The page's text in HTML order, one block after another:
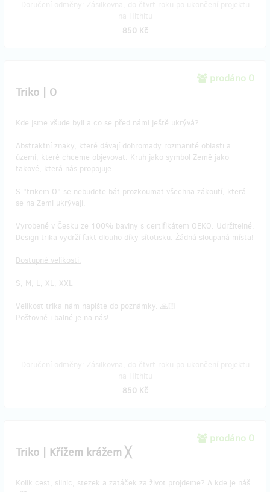
850 Kč
prodáno 0
Triko | O
Kde jsme všude byli a co se před námi ještě ukrývá?
Abstraktní znaky, které dávají dohromady rozmanité oblasti a
území, které chceme objevovat. Kruh jako symbol Země jako
takové, která nás propojuje.
S "trikem O" se nebudete bát prozkoumat všechna zákoutí, která
se na Zemi ukrývají.
Vyrobené v Česku ze 100% bavlny s certifikátem OEKO. Udržitelné.
Design trika vydrží fakt dlouho díky sítotisku. Žádná sloupaná místa!
Dostupné velikosti:
S, M, L, XL, XXL
​Velikost trika nám napište do poznámky. 🙏🏻
Poštovné i balné je na nás!
850 Kč
prodáno 0
Triko | Křížem krážem ╳
Kolik cest, silnic, stezek a zatáček za život projdeme? A kde je náš